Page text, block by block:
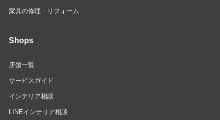
家具の修理・リフォーム
Shops
店舗一覧
サービスガイド
インテリア相談
LINEインテリア相談